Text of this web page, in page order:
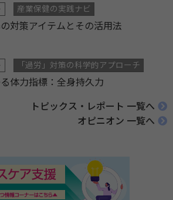
産業保健の実践ナビ
対策アイテムとその活用法
「過労」対策の科学的アプローチ
体力指標：全身持久力
トピックス・レポート 一覧へ
オピニオン 一覧へ